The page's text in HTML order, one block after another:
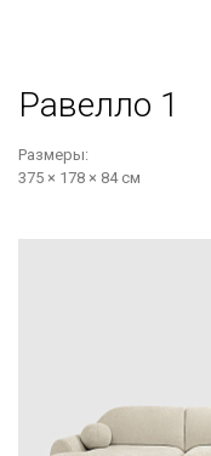
Равелло 1
Размеры:
375 × 178 × 84 см